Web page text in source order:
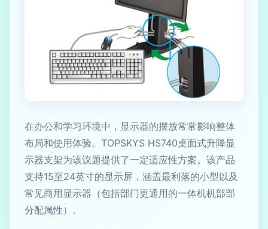
在办公和学习环境中，显示器的摆放常常影响整体
布局和使用体验。TOPSKYS HS740桌面式升降显
示器支架为该议题提供了一定适应性方案。该产品
支持15至24英寸的显示屏，涵盖最利落的小型以及
常见商用显示器（包括部门更通用的一体机机部部
分配属性）。